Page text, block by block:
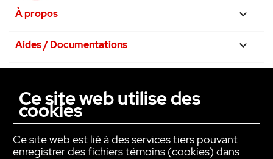
•Notice de montage
•Données CAO
cellules 2 fils
•Branchement 2 jeux
•Aide au dépannage sur chantier : pro+
base+
À propos 
Aides / Documentations 
La confiance avant tout
Ce site web utilise des
cookies
Ce site web est lié à des services tiers pouvant
enregistrer des fichiers témoins (cookies) dans